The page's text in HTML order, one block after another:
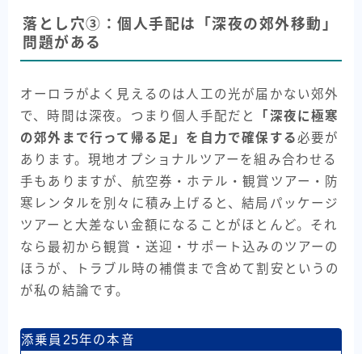
落とし穴③：個人手配は「深夜の郊外移動」
問題がある
オーロラがよく見えるのは人工の光が届かない郊外
で、時間は深夜。つまり個人手配だと
「深夜に極寒
の郊外まで行って帰る足」を自力で確保する必要が
あります。現地オプショナルツアーを組み合わせる
手もありますが、航空券・ホテル・観賞ツアー・防
寒レンタルを別々に積み上げると、結局パッケージ
ツアーと大差ない金額になることがほとんど。それ
なら最初から観賞・送迎・サポート込みのツアーの
ほうが、トラブル時の補償まで含めて割安というの
が私の結論です。
添乗員25年の本音